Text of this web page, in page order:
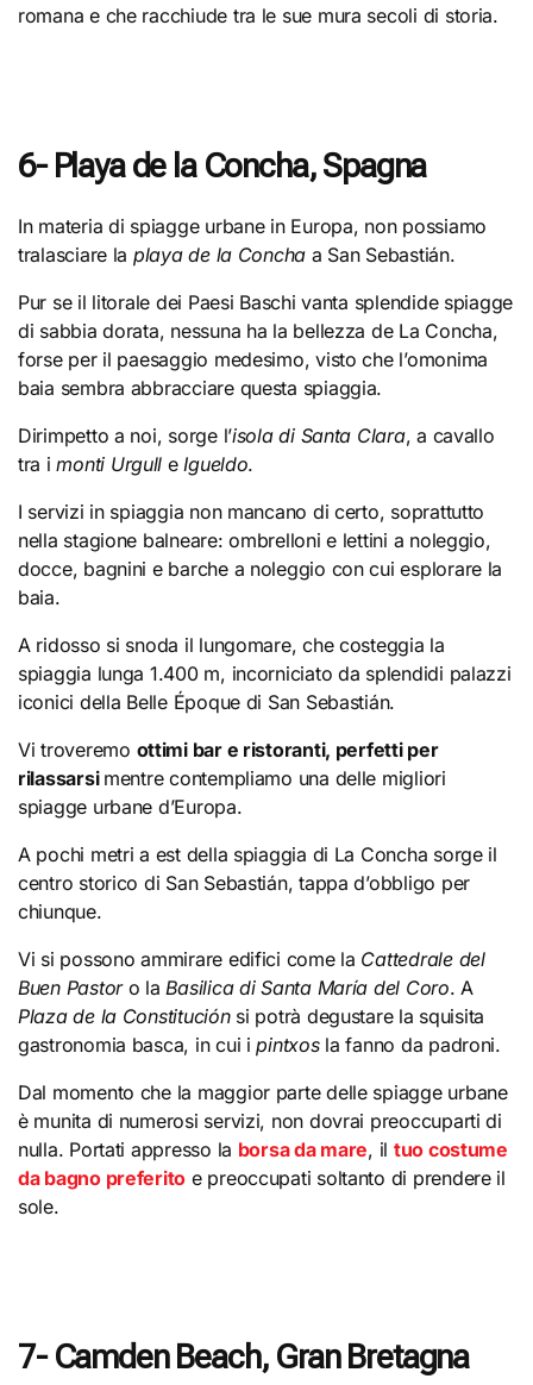
romana e che racchiude tra le sue mura secoli di storia.
6- Playa de la Concha, Spagna
In materia di spiagge urbane in Europa, non possiamo
tralasciare la playa de la Concha a San Sebastián.
Pur se il litorale dei Paesi Baschi vanta splendide spiagge
di sabbia dorata, nessuna ha la bellezza de La Concha,
forse per il paesaggio medesimo, visto che l’omonima
baia sembra abbracciare questa spiaggia.
Dirimpetto a noi, sorge l’isola di Santa Clara, a cavallo
tra imonti Urgull eIgueldo.
I servizi in spiaggia non mancano di certo, soprattutto
nella stagione balneare: ombrelloni e lettini a noleggio,
docce, bagnini e barche a noleggio con cui esplorare la
baia.
A ridosso si snoda il lungomare, che costeggia la
spiaggia lunga 1.400 m, incorniciato da splendidi palazzi
iconici della Belle Époque di San Sebastián.
Vi troveremo ottimi bar e ristoranti, perfetti per
rilassarsi mentre contempliamo una delle migliori
spiagge urbane d’Europa.
A pochi metri a est della spiaggia di La Concha sorge il
centro storico di San Sebastián, tappa d’obbligo per
chiunque.
Vi si possono ammirare edifici come la Cattedrale del
Buen Pastor o laBasilica di Santa María del Coro. A
Plaza de la Constitución si potrà degustare la squisita
gastronomia basca, in cui ipintxosla fanno da padroni.
Dal momento che la maggior parte delle spiagge urbane
è munita di numerosi servizi, non dovrai preoccuparti di
nulla. Portati appresso la borsa da mare, il tuo costume
da bagno preferito e preoccupati soltanto di prendere il
sole.
7- Camden Beach, Gran Bretagna